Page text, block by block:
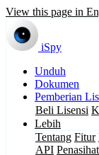
View this page in
iSpy
Unduh
Dokumen
Pemberian
Beli Lisensi
Lebih
Tentang Fitur
API